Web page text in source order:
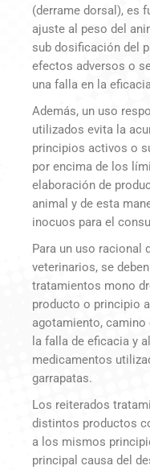
(derrame dorsal), es
ajuste al peso del
sub dosificación del
efectos adversos o
una falla en la
Además, un uso
utilizados evita la
principios activos o
por encima de los
elaboración de
animal y de esta
inocuos para el
Para un uso racional
veterinarios, se
tratamientos mono
producto o principio
agotamiento,
la falla de eficacia y
medicamentos
garrapatas.
Los reiterados
distintos productos
a los mismos
principal causa del